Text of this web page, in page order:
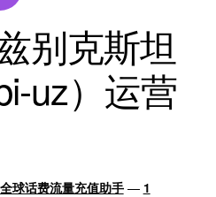
别克斯坦
uz）运营
全球话费流量充值助手 — 1